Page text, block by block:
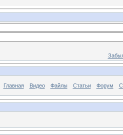
Главная Видео Файлы Статьи Форум